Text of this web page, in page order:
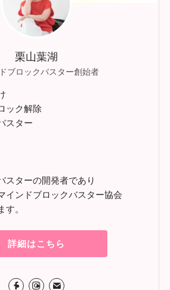
栗山葉湖
ブロックバスター創始者
ック解除
スター
スターの開発者であり
インドブロックバスター協会
す。
詳細はこちら